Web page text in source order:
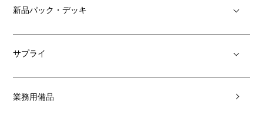
新品パック・デッキ
サプライ
業務用備品